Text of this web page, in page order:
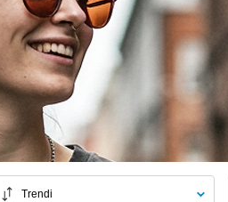
Trendi